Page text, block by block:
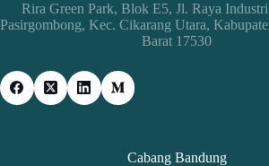
Rira Green Park, Blok E5, Jl. Raya Industri
Pasirgombong, Kec. Cikarang Utara,
Barat 17530
Cabang Bandung